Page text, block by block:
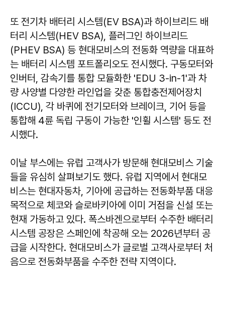
또 전기차 배터리 시스템(EV BSA)과 하이브리드 배
터리 시스템(HEV BSA), 플러그인 하이브리드
(PHEV BSA) 등 현대모비스의 전동화 역량을 대표하
는 배터리 시스템 포트폴리오도 전시했다. 구동모터와
인버터, 감속기를 통합 모듈화한 'EDU 3-in-1'과 차
량 사양별 다양한 라인업을 갖춘 통합충전제어장치
(ICCU), 각 바퀴에 전기모터와 브레이크, 기어 등을
통합해 4륜 독립 구동이 가능한 '인휠 시스템' 등도 전
시했다.
이날 부스에는 유럽 고객사가 방문해 현대모비스 기술
들을 유심히 살펴보기도 했다. 유럽 지역에서 현대모
비스는 현대자동차, 기아에 공급하는 전동화부품 대응
목적으로 체코와 슬로바키아에 이미 거점을 신설 또는
현재 가동하고 있다. 폭스바겐으로부터 수주한 배터리
시스템 공장은 스페인에 착공해 오는 2026년부터 공
급을 시작한다. 현대모비스가 글로벌 고객사로부터 처
음으로 전동화부품을 수주한 전략 지역이다.